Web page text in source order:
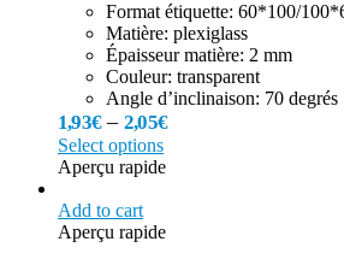
Format étiquette: 60*100/
Matière: plexiglass
Épaisseur matière: 2 mm
Couleur: transparent
Angle d’inclinaison: 70 degrés
1,93€–2,05€
Select options
Aperçu rapide
Add to cart
Aperçu rapide